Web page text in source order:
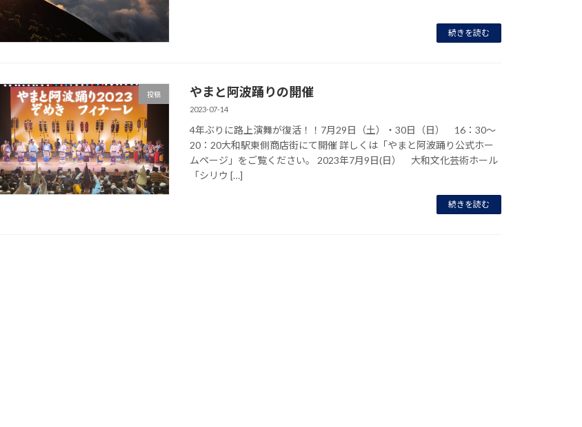
続きを読む
投稿 やまと阿波踊りの開催
2023-07-14
4年ぶりに路上演舞が復活！！7月29日（土）・30日（日） 16：30～
20：20大和駅東側商店街にて開催 詳しくは「やまと阿波踊り公式ホー
ムページ」をご覧ください。 2023年7月9日(日） 大和文化芸術ホール
「シリウ […]
続きを読む